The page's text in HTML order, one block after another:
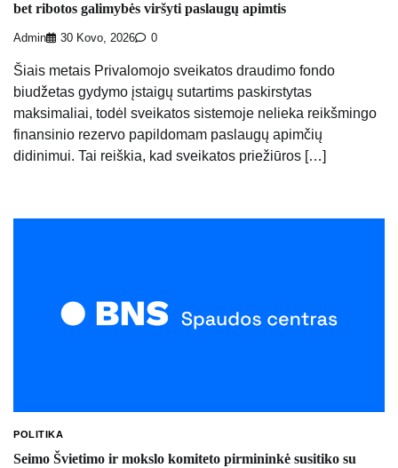
bet ribotos galimybės viršyti paslaugų apimtis
Admin 30 Kovo, 2026 0
Šiais metais Privalomojo sveikatos draudimo fondo
biudžetas gydymo įstaigų sutartims paskirstytas
maksimaliai, todėl sveikatos sistemoje nelieka reikšmingo
finansinio rezervo papildomam paslaugų apimčių
didinimui. Tai reiškia, kad sveikatos priežiūros […]
POLITIKA
Seimo Švietimo ir mokslo komiteto pirmininkė susitiko su